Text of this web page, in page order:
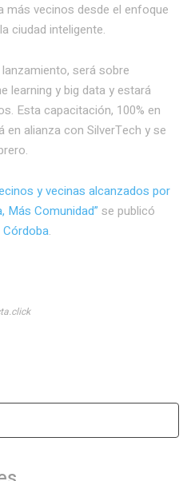
más vecinos desde el enfoque
ciudad inteligente.
será sobre
learning y big data y estará
Esta capacitación, 100% en
en alianza con SilverTech y se
y vecinas alcanzados por
Más Comunidad” se publicó
Córdoba.